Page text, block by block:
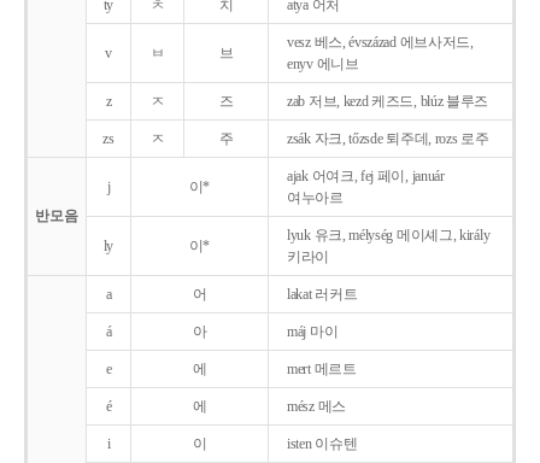
ty ㅊ 치 atya 어처
v ㅂ 브
vesz 베스, évszázad 에브사저드,
enyv 에니브
z ㅈ 즈 zab 저브, kezd 케즈드, blúz 블루즈
zs ㅈ 주 zsák 자크, tőzsde 퇴주데, rozs 로주
반모음
j 이*
ajak 어여크, fej 페이, január
여누아르
ly 이*
lyuk 유크, mélység 메이셰그, király
키라이
a 어 lakat 러커트
á 아 máj 마이
e 에 mert 메르트
é 에 mész 메스
i 이 isten 이슈텐